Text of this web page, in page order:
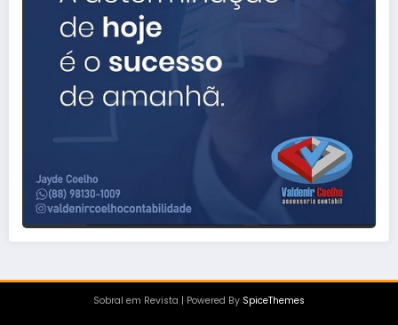
Sobral em Revista | Powered By SpiceThemes